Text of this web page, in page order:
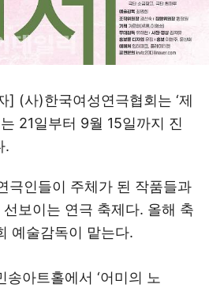
] (사)한국여성연극협회는 ‘제
21일부터 9월 15일까지 진
.
극인들이 주체가 된 작품들과
보이는 연극 축제다. 올해 축
예술감독이 맡는다.
아트홀에서 ‘어미의 노